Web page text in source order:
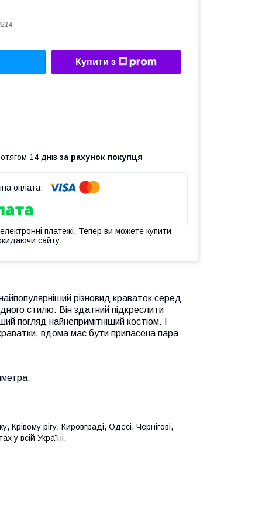
Купити з
14 днів за рахунок покупця
платежі. Тепер ви можете купити
сайту.
різновид краваток серед
стилю. Він здатний підкреслити
погляд найнепримітніший костюм. І
вдома має бути припасена пара
Крівому рігу, Кировграді, Одесі, Чернігові,
у всій Україні.